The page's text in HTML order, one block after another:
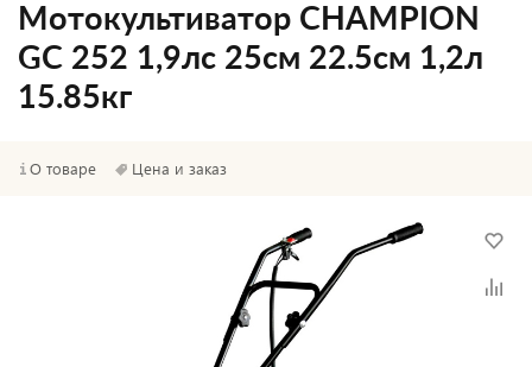
Мотокультиватор CHAMPION
GC 252 1,9лс 25см 22.5см 1,2л
15.85кг
О товаре Цена и заказ